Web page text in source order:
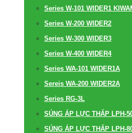
Series W-101 WIDER1
Series W-200 WIDER2
Series W-300 WIDER3
Series W-400 WIDER4
Series WA-101 WIDER1A
Sereis WA-200 WIDER2A
Series RG-3L
SÚNG ÁP LỰC THẤP LPH-
SÚNG ÁP LỰC THẤP LPH-